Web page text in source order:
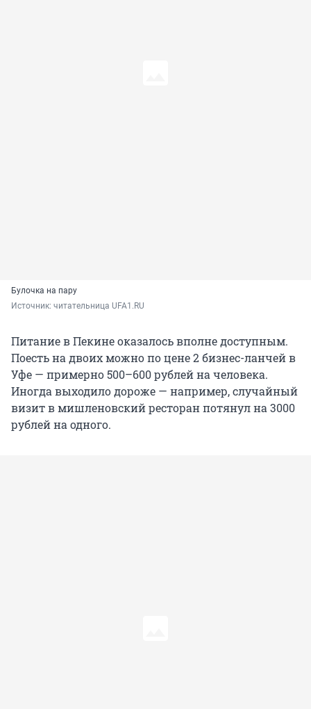
Булочка на пару
Источник: читательница UFA1.RU
Питание в Пекине оказалось вполне доступным.
Поесть на двоих можно по цене 2 бизнес-ланчей в
Уфе — примерно 500–600 рублей на человека.
Иногда выходило дороже — например, случайный
визит в мишленовский ресторан потянул на 3000
рублей на одного.